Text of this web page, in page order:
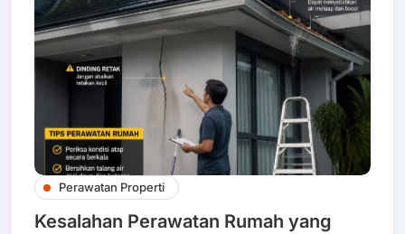
Perawatan Properti
Kesalahan Perawatan Rumah yang